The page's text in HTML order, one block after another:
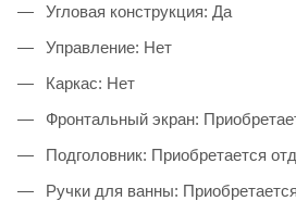
Угловая конструкция: Да
Управление: Нет
Каркас: Нет
Фронтальный экран:
Подголовник: Приобретается
Ручки для ванны: